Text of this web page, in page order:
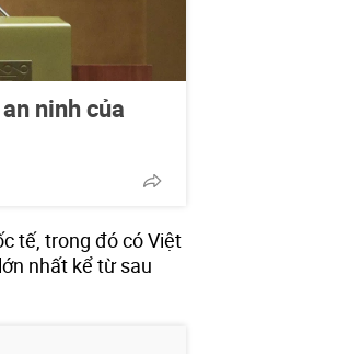
ninh của
tế, trong đó có Việt
nhất kể từ sau